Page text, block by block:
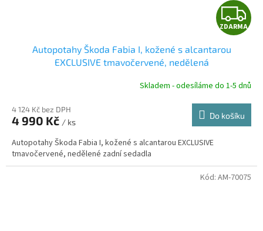
Z
D
R
ZDARMA
Autopotahy Škoda Fabia I, kožené s alcantarou
EXCLUSIVE tmavočervené, nedělená
Skladem - odesíláme do 1-5 dnů
4 124 Kč bez DPH
4 990 Kč / ks
Do košíku
Autopotahy Škoda Fabia I, kožené s alcantarou EXCLUSIVE
tmavočervené, nedělené zadní sedadla
Kód: AM-70075